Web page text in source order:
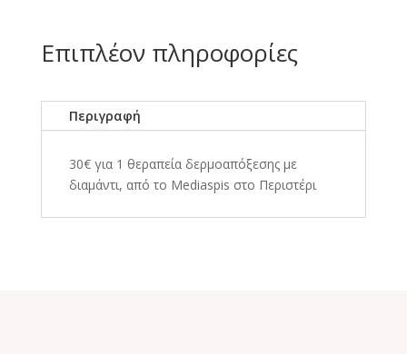
Επιπλέον πληροφορίες
Περιγραφή
30€ για 1 θεραπεία δερμοαπόξεσης με
διαμάντι, από το Mediaspis στο Περιστέρι